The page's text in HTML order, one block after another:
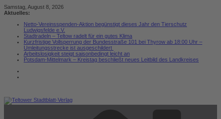
Zum
Inhalt
Samstag, August 8, 2026
Aktuelles:
Netto-Vereinsspenden-Aktion begünstigt dieses Jahr den Tierschutz
Ludwigsfelde e.V.
Stadtradeln – Teltow radelt für ein gutes Klima
Kurzfristige Vollsperrung der Bundesstraße 101 bei Thyrow ab 18:00 Uhr –
Umleitungsstrecke ist ausgeschildert
Arbeitslosigkeit steigt saisonbedingt leicht an
Potsdam-Mittelmark – Kreistag beschließt neues Leitbild des Landkreises